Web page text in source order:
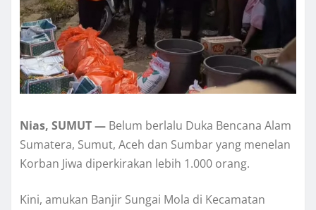
Nias, SUMUT — Belum berlalu Duka Bencana Alam
Sumatera, Sumut, Aceh dan Sumbar yang menelan
Korban Jiwa diperkirakan lebih 1.000 orang.
Kini, amukan Banjir Sungai Mola di Kecamatan